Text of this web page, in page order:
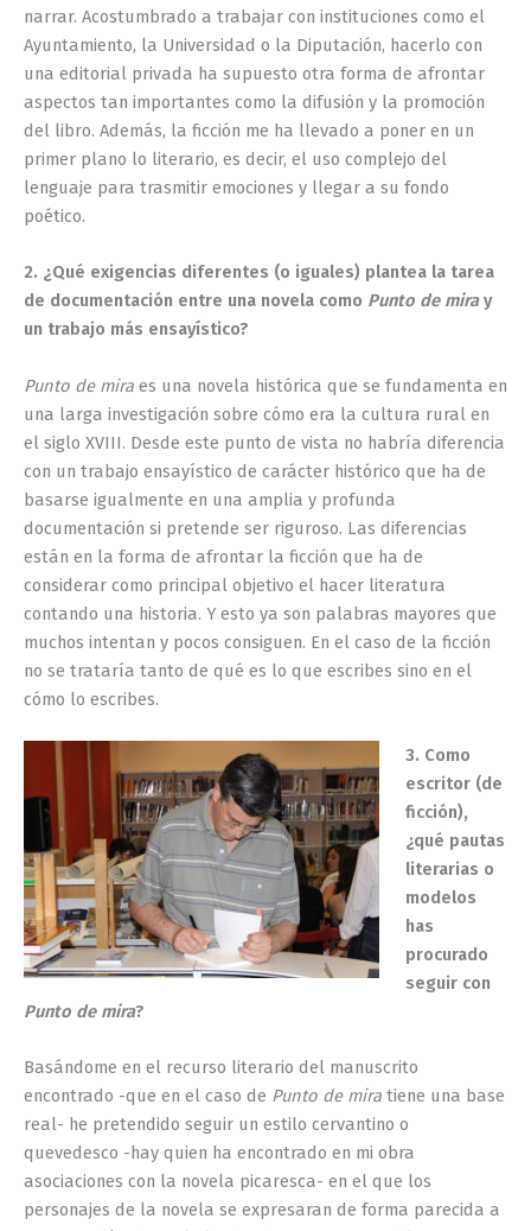
narrar. Acostumbrado a trabajar con instituciones como el
Ayuntamiento, la Universidad o la Diputación, hacerlo con
una editorial privada ha supuesto otra forma de afrontar
aspectos tan importantes como la difusión y la promoción
del libro. Además, la ficción me ha llevado a poner en un
primer plano lo literario, es decir, el uso complejo del
lenguaje para trasmitir emociones y llegar a su fondo
poético.
2. ¿Qué exigencias diferentes (o iguales) plantea la tarea
de documentación entre una novela como Punto de miray
un trabajo más ensayístico?
Punto de mira es una novela histórica que se fundamenta en
una larga investigación sobre cómo era la cultura rural en
el siglo XVIII. Desde este punto de vista no habría diferencia
con un trabajo ensayístico de carácter histórico que ha de
basarse igualmente en una amplia y profunda
documentación si pretende ser riguroso. Las diferencias
están en la forma de afrontar la ficción que ha de
considerar como principal objetivo el hacer literatura
contando una historia. Y esto ya son palabras mayores que
muchos intentan y pocos consiguen. En el caso de la ficción
no se trataría tanto de qué es lo que escribes sino en el
cómo lo escribes.
3. Como
escritor (de
ficción),
¿qué pautas
literarias o
modelos
has
procurado
seguir con
Punto de mira?
Basándome en el recurso literario del manuscrito
encontrado -que en el caso de Punto de mira tiene una base
real- he pretendido seguir un estilo cervantino o
quevedesco -hay quien ha encontrado en mi obra
asociaciones con la novela picaresca- en el que los
personajes de la novela se expresaran de forma parecida a